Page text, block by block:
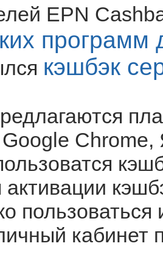
EPN
программ
кэшбэк
активации
пользоваться
кабинет